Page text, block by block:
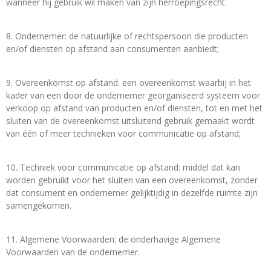
8. Ondernemer: de natuurlijke of rechtspersoon die producten
en/of diensten op afstand aan consumenten aanbiedt;
9. Overeenkomst op afstand: een overeenkomst waarbij in het
kader van een door de ondernemer georganiseerd systeem voor
verkoop op afstand van producten en/of diensten, tot en met het
sluiten van de overeenkomst uitsluitend gebruik gemaakt wordt
van één of meer technieken voor communicatie op afstand;
10. Techniek voor communicatie op afstand: middel dat kan
worden gebruikt voor het sluiten van een overeenkomst, zonder
dat consument en ondernemer gelijktijdig in dezelfde ruimte zijn
samengekomen.
11. Algemene Voorwaarden: de onderhavige Algemene
Voorwaarden van de ondernemer.